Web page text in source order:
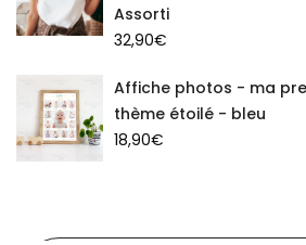
Assorti
32,90€
Affiche photos - ma
thème étoilé - bleu
18,90€